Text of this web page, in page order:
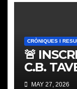
CRÒNIQUES I
🚨
C.B.
PLACES
MAY 27, 2026